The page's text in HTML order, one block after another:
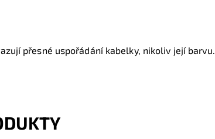
přesné uspořádání kabelky, nikoliv její barvu.